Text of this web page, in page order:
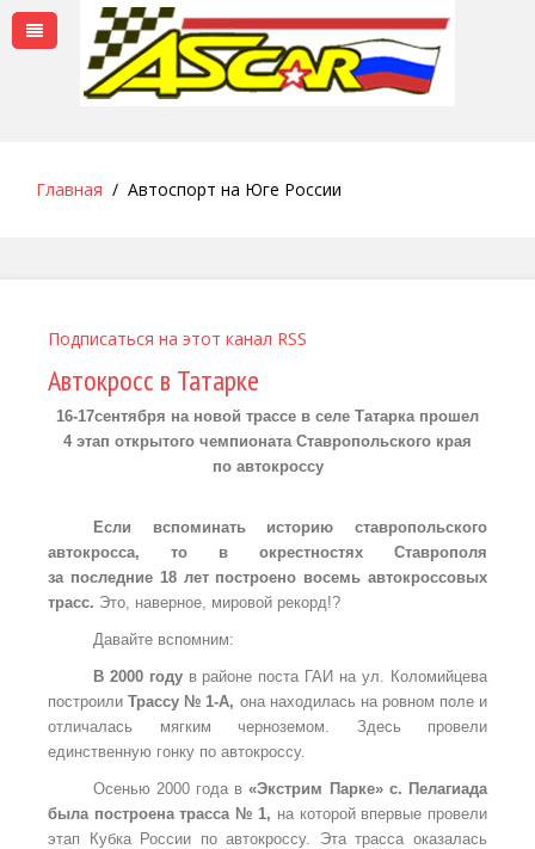
Главная Автоспорт на Юге России
Подписаться на этот канал RSS
Автокросс в Татарке
16-17сентября на новой трассе в селе Татарка прошел
4 этап открытого чемпионата Ставропольского края
по автокроссу
Если вспоминать историю ставропольского
автокросса, то в окрестностях Ставрополя
за последние 18 лет построено восемь автокроссовых
трасс. Это, наверное, мировой рекорд!?
Давайте вспомним:
В 2000 году в районе поста ГАИ на ул. Коломийцева
построилиТрассу № 1-А, она находилась на ровном поле и
отличалась мягким черноземом. Здесь провели
единственную гонку по автокроссу.
Осенью 2000 года в «Экстрим Парке» с. Пелагиада
была построена трасса № 1, на которой впервые провели
этап Кубка России по автокроссу. Эта трасса оказалась